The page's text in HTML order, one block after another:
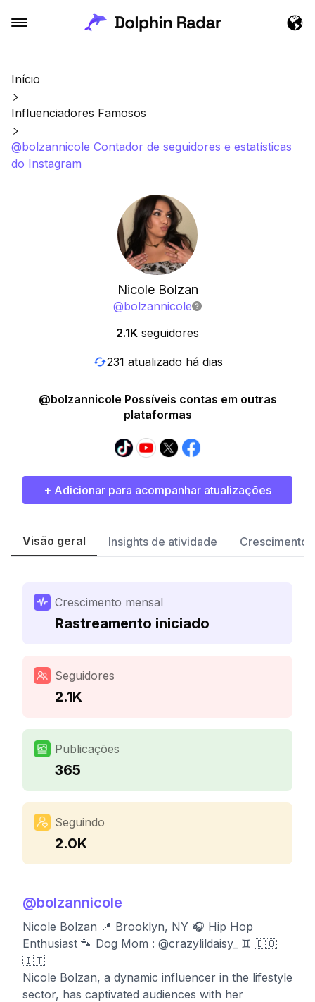
Início
Influenciadores Famosos
@bolzannicole Contador de seguidores e estatísticas
do Instagram
Nicole Bolzan
@bolzannicole
2.1K seguidores
231 atualizado há dias
@bolzannicole Possíveis contas em outras
plataformas
+ Adicionar para acompanhar atualizações
Visão geral Insights de atividade Crescimento
Crescimento mensal
Rastreamento iniciado
Seguidores
2.1K
Publicações
365
Seguindo
2.0K
@bolzannicole
Nicole Bolzan 📍 Brooklyn, NY 🎧 Hip Hop
Enthusiast 🐾 Dog Mom : @crazylildaisy_ ♊️ 🇩🇴
🇮🇹
Nicole Bolzan, a dynamic influencer in the lifestyle
sector, has captivated audiences with her